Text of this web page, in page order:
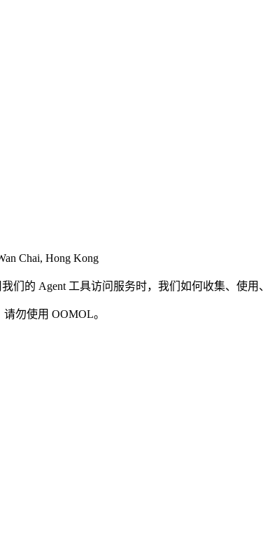
Chai, Hong Kong
的 Agent 工具访问服务时，我们如何收集、使用、
勿使用 OOMOL。